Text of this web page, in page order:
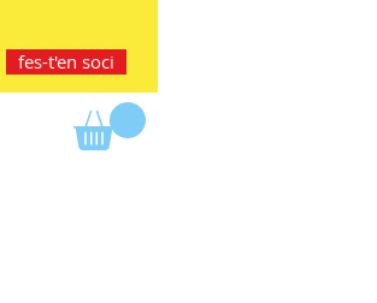
fes-t'en soci